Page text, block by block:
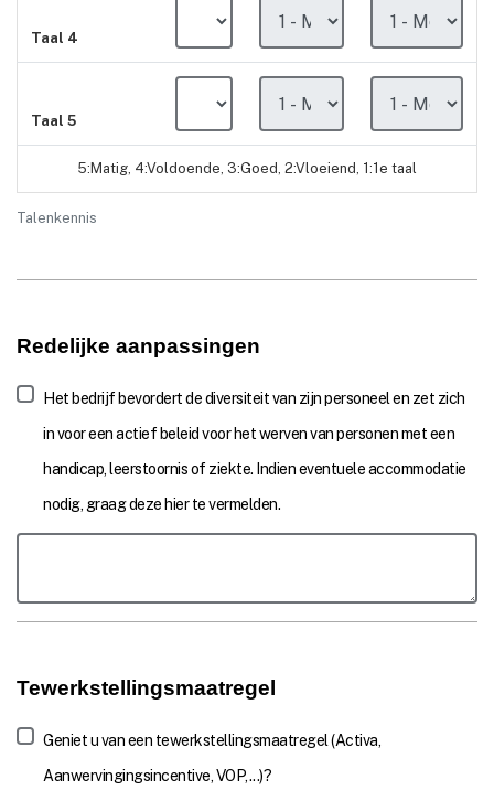
Talenkennis
Taal 4
Taal 5
5:Matig, 4:Voldoende, 3:Goed, 2:Vloeiend, 1:1e taal
Redelijke aanpassingen
Het bedrijf bevordert de diversiteit van zijn personeel en zet zich
in voor een actief beleid voor het werven van personen met een
handicap, leerstoornis of ziekte. Indien eventuele accommodatie
nodig, graag deze hier te vermelden.
Tewerkstellingsmaatregel
Geniet u van een tewerkstellingsmaatregel (Activa,
Aanwervingingsincentive, VOP,...)?